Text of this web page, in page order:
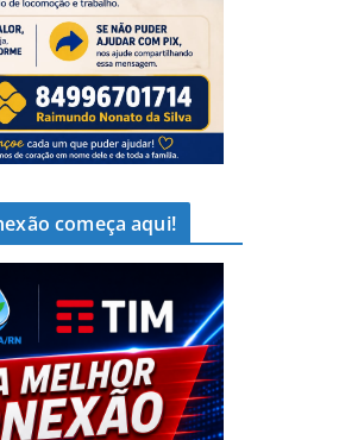
começa aqui!